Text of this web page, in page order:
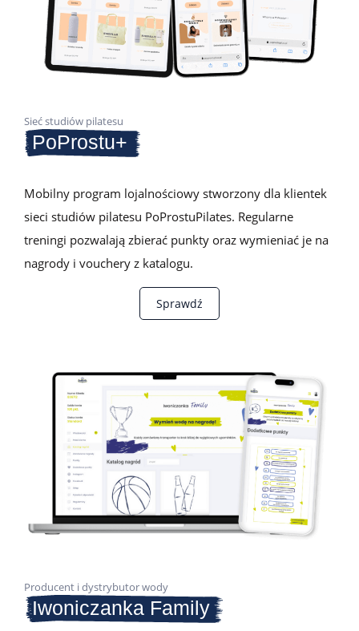
Sieć studiów pilatesu
PoProstu+
Mobilny program lojalnościowy stworzony dla klientek
sieci studiów pilatesu PoProstuPilates. Regularne
treningi pozwalają zbierać punkty oraz wymieniać je na
nagrody i vouchery z katalogu.
Sprawdź
Producent i dystrybutor wody
Iwoniczanka Family